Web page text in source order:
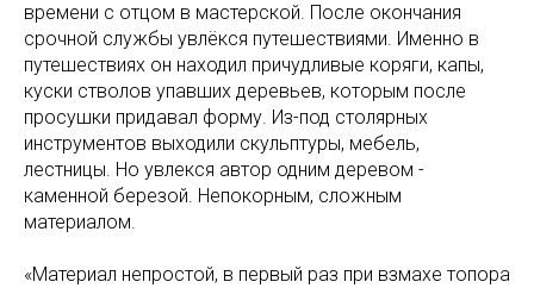
времени с отцом в мастерской. После окончания
срочной службы увлёкся путешествиями. Именно в
путешествиях он находил причудливые коряги, капы,
куски стволов упавших деревьев, которым после
просушки придавал форму. Из-под столярных
инструментов выходили скульптуры, мебель,
лестницы. Но увлекся автор одним деревом -
каменной березой. Непокорным, сложным
материалом.
«Материал непростой, в первый раз при взмахе топора